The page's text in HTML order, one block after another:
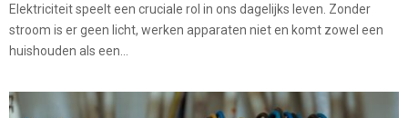
Elektriciteit speelt een cruciale rol in ons dagelijks leven. Zonder
stroom is er geen licht, werken apparaten niet en komt zowel een
huishouden als een...